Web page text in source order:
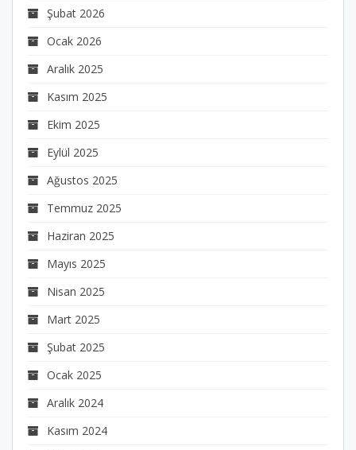
Şubat 2026
Ocak 2026
Aralık 2025
Kasım 2025
Ekim 2025
Eylül 2025
Ağustos 2025
Temmuz 2025
Haziran 2025
Mayıs 2025
Nisan 2025
Mart 2025
Şubat 2025
Ocak 2025
Aralık 2024
Kasım 2024